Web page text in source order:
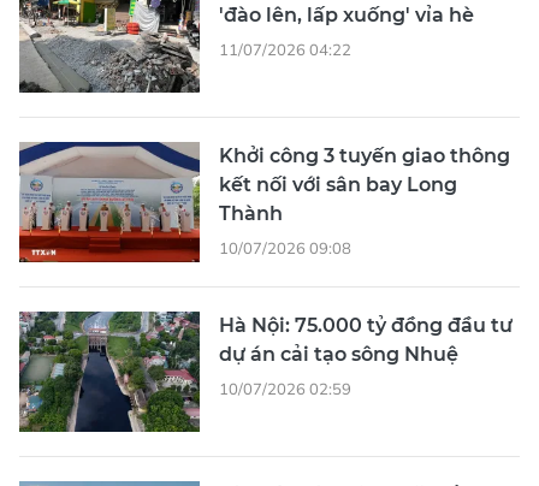
kết nối với sân bay Long
Thành
10/07/2026 09:08
dự án cải tạo sông Nhuệ
10/07/2026 02:59
dự án metro Bến Thành-Cần